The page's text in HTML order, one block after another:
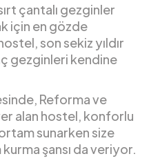
çantalı gezginler
için en gözde
son sekiz yıldır
gezginleri kendine
Reforma ve
alan hostel, konforlu
sunarken size
şansı da veriyor.